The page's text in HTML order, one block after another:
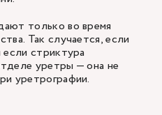
только во время
Так случается, если
стриктура
уретры — она не
уретрографии.